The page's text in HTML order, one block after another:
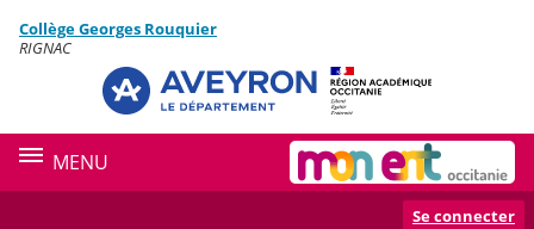
Contenu
Collège Georges Rouquier
RIGNAC
MENU
Se connecter